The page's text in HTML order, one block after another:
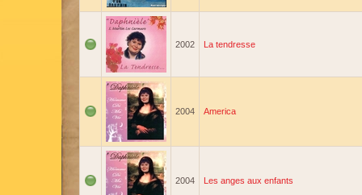
2002 La tendresse
2004 America
2004 Les anges aux enfants